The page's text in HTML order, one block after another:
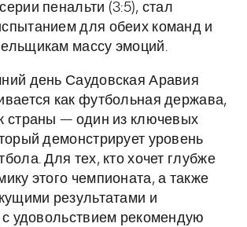
пенальти (3:5), стал
для обеих команд и
массу эмоций.
день Саудовская Аравия
как футбольная держава,
страны — один из ключевых
демонстрирует уровень
Для тех, кто хочет глубже
этого чемпионата, а также
результатами и
с удовольствием рекомендую